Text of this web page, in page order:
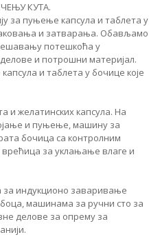
КУТА.
за пуњење капсула и таблета у
и затварања. Обављамо
потешкоћа у
и потрошни материјал.
и таблета у бочице које
и желатинских капсула. На
и пуњење, машину за
бочица са контролним
за уклањање влаге и
за индукционо заваривање
машинама за ручни сто за
делове за опрему за